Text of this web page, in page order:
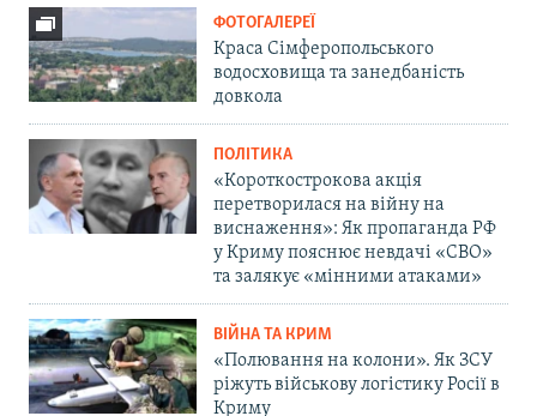
ФОТОГАЛЕРЕЇ
Краса Сімферопольського
водосховища та занедбаність
довкола
ПОЛІТИКА
«Короткострокова акція
перетворилася на війну на
виснаження»: Як пропаганда РФ
у Криму пояснює невдачі «СВО»
та залякує «мінними атаками»
ВІЙНА ТА КРИМ
«Полювання на колони». Як ЗСУ
ріжуть військову логістику Росії в
Криму